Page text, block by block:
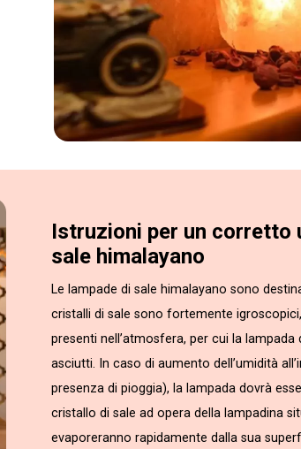
Istruzioni per un corretto
sale himalayano
Le lampade di sale himalayano sono
cristalli di sale sono fortemente
presenti nell’atmosfera, per cui la
asciutti. In caso di aumento dell’umidità
presenza di pioggia), la lampada dovrà
cristallo di sale ad opera della lampadina
evaporeranno rapidamente dalla sua